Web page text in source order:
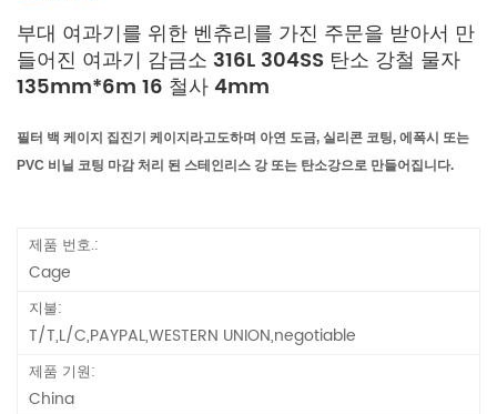
부대 여과기를 위한 벤츄리를 가진 주문을 받아서 만
들어진 여과기 감금소 316L 304SS 탄소 강철 물자
135mm*6m 16 철사 4mm
필터 백 케이지 집진기 케이지라고도하며 아연 도금, 실리콘 코팅, 에폭시 또는
PVC 비닐 코팅 마감 처리 된 스테인리스 강 또는 탄소강으로 만들어집니다.
제품 번호.:
Cage
지불:
T/T,L/C,PAYPAL,WESTERN UNION,negotiable
제품 기원:
China